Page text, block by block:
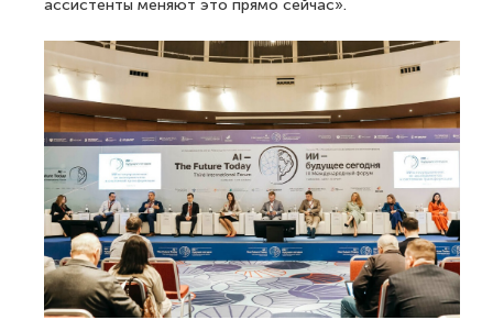
ассистенты меняют это прямо сейчас».